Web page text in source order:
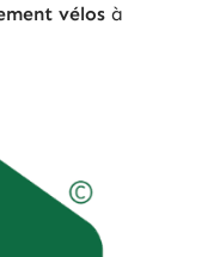
vélos à